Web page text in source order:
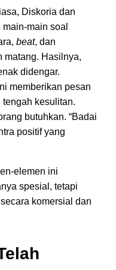
Diskoria dan
main soal
beat, dan
matang. Hasilnya,
didengar.
memberikan pesan
tengah kesulitan.
butuhkan. “Badai
positif yang
elemen ini
spesial, tetapi
komersial dan